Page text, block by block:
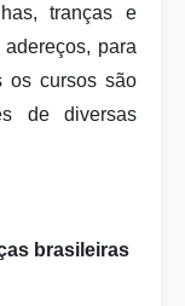
tranças e
para
os cursos são
de diversas
brasileiras